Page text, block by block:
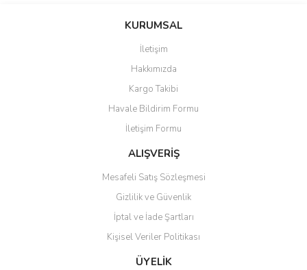
KURUMSAL
İletişim
Hakkımızda
Kargo Takibi
Havale Bildirim Formu
İletişim Formu
ALIŞVERİŞ
Mesafeli Satış Sözleşmesi
Gizlilik ve Güvenlik
İptal ve İade Şartları
Kişisel Veriler Politikası
ÜYELİK